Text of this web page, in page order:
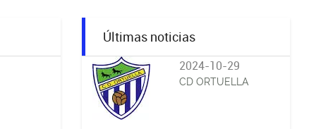
Últimas noticias
2024-10-29
CD ORTUELLA